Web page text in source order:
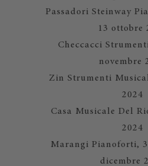
Passadori Steinway
13 ottobre
Checcacci
novembre
Zin Strumenti
2024
Casa Musicale Del
2024
Marangi Pianoforti,
dicembre